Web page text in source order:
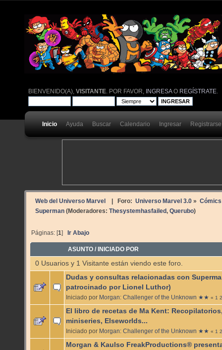
BIENVENIDO(A),VISITANTE . POR FAVOR, INGRESAO REGÍSTRATE
Inicio Ayuda Buscar Calendario Ingresar Registrarse
Web del Universo Marvel | Foro: Universo Marvel 3.0» Cómics
Superman (Moderadores: Thesystemhasfailed, Querubo)
Páginas: [1]Ir Abajo
ASUNTO /INICIADO POR
0 Usuarios y 1 Visitante están viendo este foro.
Dudas y consultas relacionadas con
patrocinado por Lionel Luthor)
Iniciado por Morgan: Challenger of the Unknown ★★ « 1 2
El libro de recetas de Ma Kent:
miniseries, Elseworlds...
Iniciado por Morgan: Challenger of the Unknown ★★ « 1 2
Morgan & Kaulso FreakProductions®